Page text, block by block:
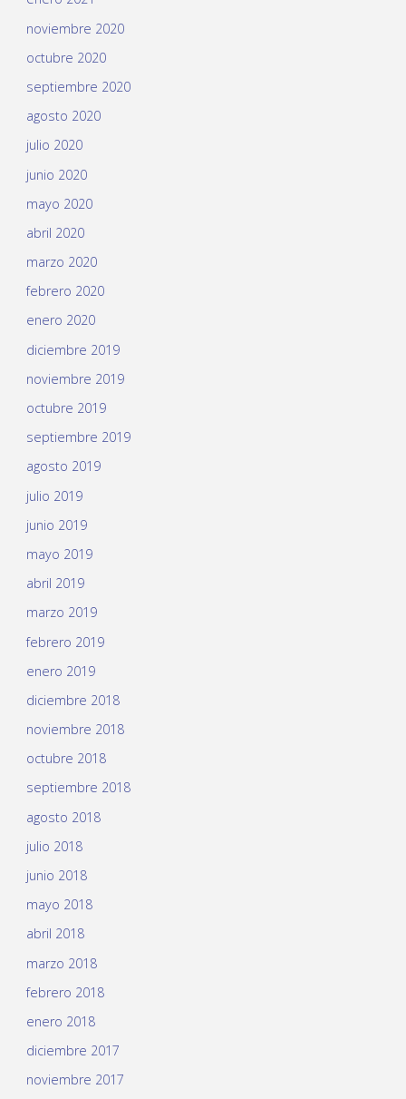
noviembre 2020
octubre 2020
septiembre 2020
agosto 2020
julio 2020
junio 2020
mayo 2020
abril 2020
marzo 2020
febrero 2020
enero 2020
diciembre 2019
noviembre 2019
octubre 2019
septiembre 2019
agosto 2019
julio 2019
junio 2019
mayo 2019
abril 2019
marzo 2019
febrero 2019
enero 2019
diciembre 2018
noviembre 2018
octubre 2018
septiembre 2018
agosto 2018
julio 2018
junio 2018
mayo 2018
abril 2018
marzo 2018
febrero 2018
enero 2018
diciembre 2017
noviembre 2017